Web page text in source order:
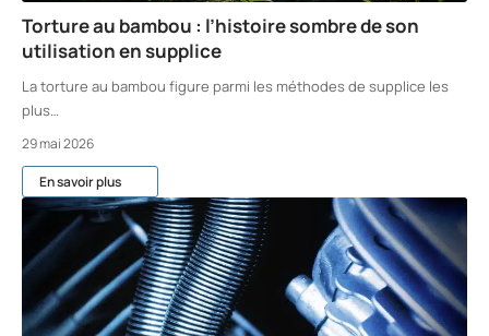
Torture au bambou : l’histoire sombre de son
utilisation en supplice
La torture au bambou figure parmi les méthodes de supplice les
plus…
29 mai 2026
En savoir plus